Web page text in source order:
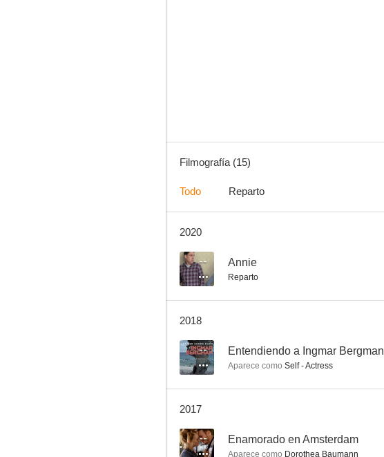
Filmografía (15)
Todo Reparto
2020
-- Annie
Reparto
2018
-- Entendiendo a Ingmar Bergman
Aparece como Self - Actress
2017
-- Enamorado en Amsterdam
Aparece como Dorothea Baumann